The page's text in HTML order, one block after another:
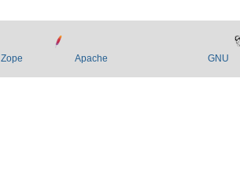
Zope Apache GNU